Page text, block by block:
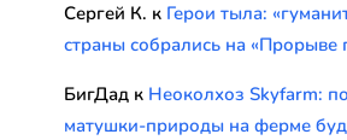
Сергей К. к Герои тыла:
страны собрались на «Прорыве
БигДад к Неоколхоз Skyfarm:
матушки-природы на ферме